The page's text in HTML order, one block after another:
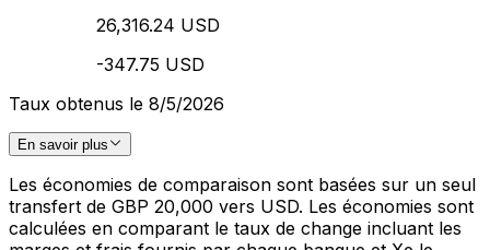
26,316.24 USD
-347.75 USD
Taux obtenus le 8/5/2026
En savoir plus
Les économies de comparaison sont basées sur un seul
transfert de GBP 20,000 vers USD. Les économies sont
calculées en comparant le taux de change incluant les